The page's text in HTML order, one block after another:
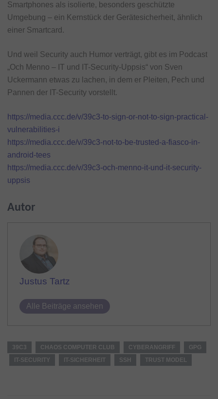
Smartphones als isolierte, besonders geschützte
Umgebung – ein Kernstück der Gerätesicherheit, ähnlich
einer Smartcard.
Und weil Security auch Humor verträgt, gibt es im Podcast
„Och Menno – IT und IT-Security-Uppsis“ von Sven
Uckermann etwas zu lachen, in dem er Pleiten, Pech und
Pannen der IT-Security vorstellt.
https://media.ccc.de/v/39c3-to-sign-or-not-to-sign-practical-
vulnerabilities-i
https://media.ccc.de/v/39c3-not-to-be-trusted-a-fiasco-in-
android-tees
https://media.ccc.de/v/39c3-och-menno-it-und-it-security-
uppsis
Autor
Justus Tartz
Alle Beiträge ansehen
39C3 CHAOS COMPUTER CLUB CYBERANGRIFF
GPG
IT-SECURITY
IT-SICHERHEIT SSH TRUST MODEL